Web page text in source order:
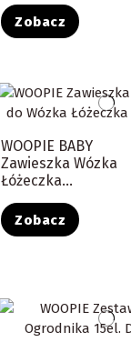
Zobacz
WOOPIE BABY
Zawieszka Wózka
Łóżeczka...
Zobacz